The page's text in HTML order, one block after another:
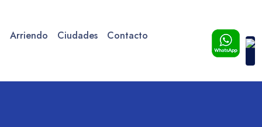
Arriendo Ciudades Contacto